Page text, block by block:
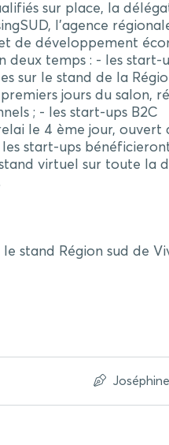
sur place, la
l’agence
de développement
deux temps : - les start-
sur le stand de la
jours du salon,
; - les start-ups B2C
le 4 ème jour, ouvert
start-ups
stand virtuel sur toute la
le stand Région sud de